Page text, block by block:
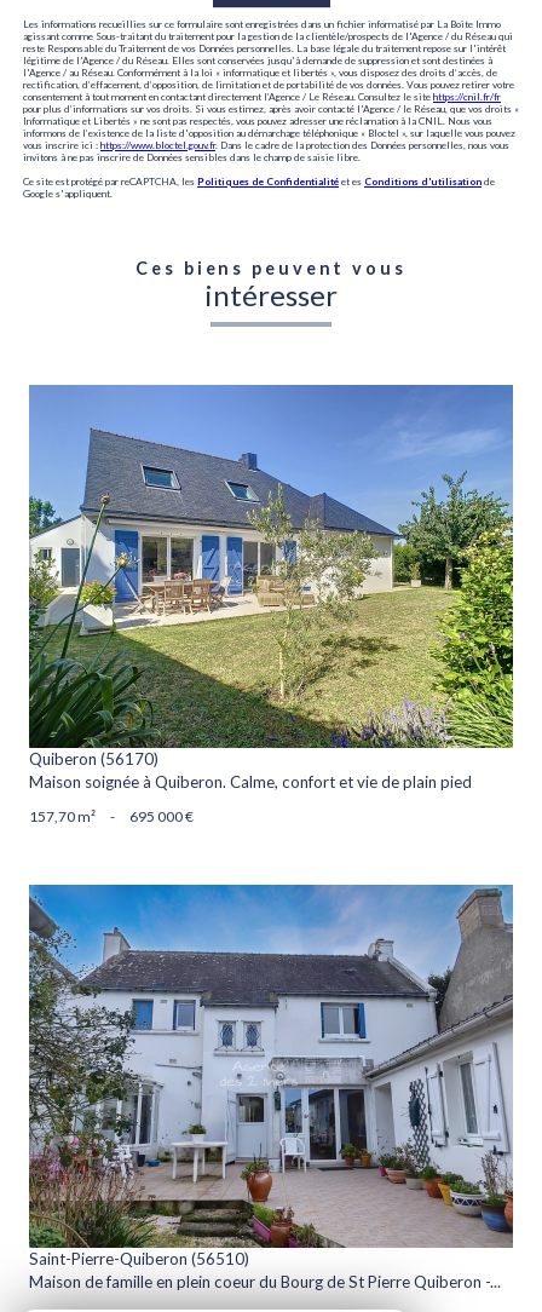
Les informations recueillies sur ce formulaire sont enregistrées dans un fichier informatisé par La Boite Immo
agissant comme Sous-traitant du traitement pour la gestion de la clientèle/prospects de l'Agence / du Réseau qui
reste Responsable du Traitement de vos Données personnelles. La base légale du traitement repose sur l'intérêt
légitime de l'Agence / du Réseau. Elles sont conservées jusqu'à demande de suppression et sont destinées à
l'Agence / au Réseau. Conformément à la loi « informatique et libertés », vous disposez des droits d’accès, de
rectification, d’effacement, d’opposition, de limitation et de portabilité de vos données. Vous pouvez retirer votre
consentement à tout moment en contactant directement l’Agence / Le Réseau. Consultez le site https://cnil.fr/fr
pour plus d’informations sur vos droits. Si vous estimez, après avoir contacté l'Agence / le Réseau, que vos droits «
Informatique et Libertés » ne sont pas respectés, vous pouvez adresser une réclamation à la CNIL. Nous vous
informons de l’existence de la liste d'opposition au démarchage téléphonique « Bloctel », sur laquelle vous pouvez
vous inscrire ici : https://www.bloctel.gouv.fr. Dans le cadre de la protection des Données personnelles, nous vous
invitons à ne pas inscrire de Données sensibles dans le champ de saisie libre.
Ce site est protégé par reCAPTCHA, les Politiques de Confidentialité et es Conditions d'utilisation de
Google s'appliquent.
Ces biens peuvent vous
intéresser
voir le bien
Quiberon (56170)
Maison soignée à Quiberon. Calme, confort et vie de plain pied
157,70 m² - 695 000 €
voir le bien
Saint-Pierre-Quiberon (56510)
Maison de famille en plein coeur du Bourg de St Pierre Quiberon -...